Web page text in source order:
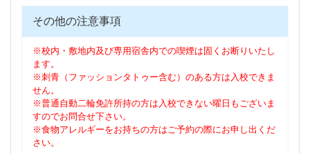
その他の注意事項
※校内・敷地内及び専用宿舎内での喫煙は固くお断りいたし
ます。
※刺青（ファッションタトゥー含む）のある方は入校できま
せん。
※普通自動二輪免許所持の方は入校できない曜日もございま
すのでお問合せ下さい。
※食物アレルギーをお持ちの方はご予約の際にお申し出くだ
さい。